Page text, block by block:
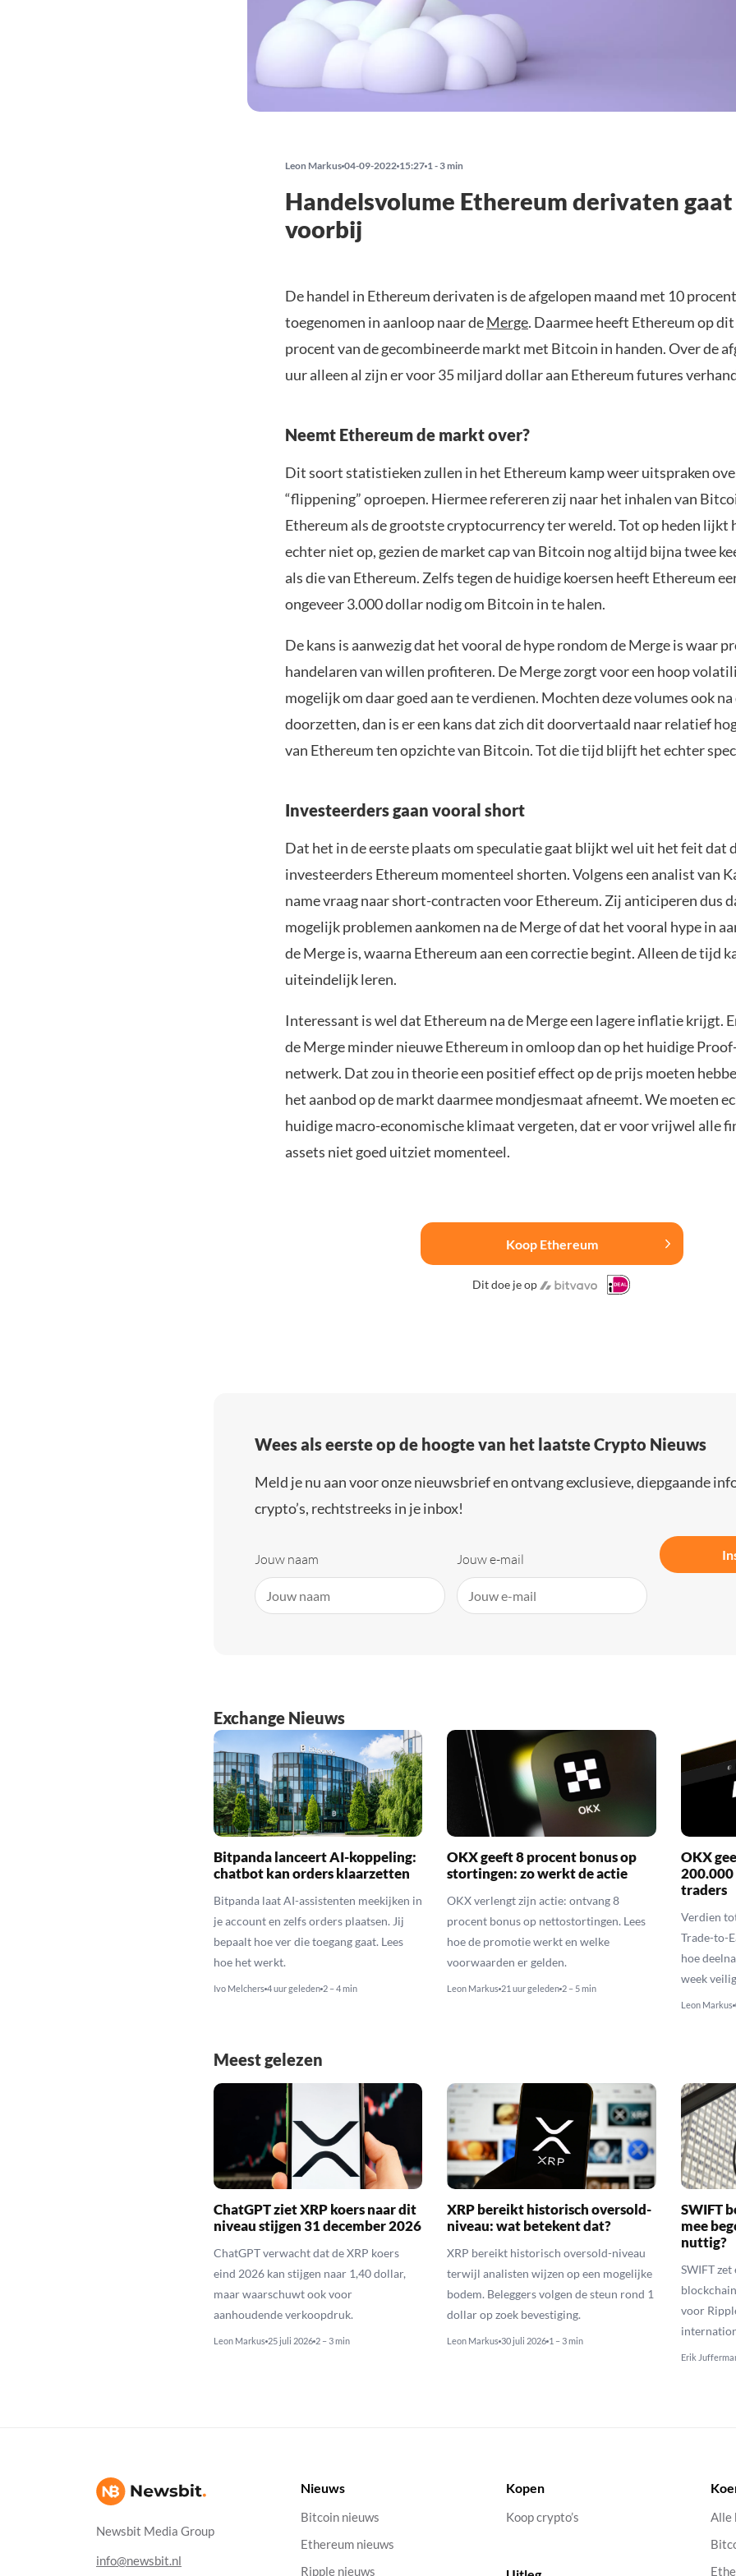
Leon Markus 04-09-2022 15:27 1 - 3 min
Handelsvolume Ethereum derivaten
voorbij
De handel in Ethereum derivaten is de afgelopen maand met 10 procent
toegenomen in aanloop naar deMerge. Daarmee heeft Ethereum op
procent van de gecombineerde markt met Bitcoin in handen. Over de
uur alleen al zijn er voor 35 miljard dollar aan Ethereum futures
Neemt Ethereum de markt over?
Dit soort statistieken zullen in het Ethereum kamp weer uitspraken
“flippening” oproepen. Hiermee refereren zij naar het inhalen van
Ethereum als de grootste cryptocurrency ter wereld. Tot op heden lijkt
echter niet op, gezien de market cap van Bitcoin nog altijd bijna twee
als die van Ethereum. Zelfs tegen de huidige koersen heeft Ethereum
ongeveer 3.000 dollar nodig om Bitcoin in te halen.
De kans is aanwezig dat het vooral de hype rondom de Merge is waar
handelaren van willen profiteren. De Merge zorgt voor een hoop
mogelijk om daar goed aan te verdienen. Mochten deze volumes ook
doorzetten, dan is er een kans dat zich dit doorvertaald naar relatief
van Ethereum ten opzichte van Bitcoin. Tot die tijd blijft het echter
Investeerders gaan vooral short
Dat het in de eerste plaats om speculatie gaat blijkt wel uit het feit dat
investeerders Ethereum momenteel shorten. Volgens een analist van
name vraag naar short-contracten voor Ethereum. Zij anticiperen dus
mogelijk problemen aankomen na de Merge of dat het vooral hype in
de Merge is, waarna Ethereum aan een correctie begint. Alleen de tijd
uiteindelijk leren.
Interessant is wel dat Ethereum na de Merge een lagere inflatie krijgt.
de Merge minder nieuwe Ethereum in omloop dan op het huidige
netwerk. Dat zou in theorie een positief effect op de prijs moeten
het aanbod op de markt daarmee mondjesmaat afneemt. We moeten
huidige macro-economische klimaat vergeten, dat er voor vrijwel alle
assets niet goed uitziet momenteel.
Koop Ethereum
Dit doe je op
Wees als eerste op de hoogte van het laatste Crypto Nieuws
Meld je nu aan voor onze nieuwsbrief en ontvang exclusieve, diepgaande
crypto’s, rechtstreeks in je inbox!
Jouw naam Jouw e-mail
Exchange Nieuws
Bitpanda lanceert AI-koppeling:
chatbot kan orders klaarzetten
Bitpanda laat AI-assistenten meekijken in
je account en zelfs orders plaatsen. Jij
bepaalt hoe ver die toegang gaat. Lees
hoe het werkt.
Ivo Melchers 4 uur geleden 2 – 4 min
OKX geeft 8 procent bonus op
stortingen: zo werkt de actie
OKX verlengt zijn actie: ontvang 8
procent bonus op nettostortingen. Lees
hoe de promotie werkt en welke
voorwaarden er gelden.
Leon Markus 21 uur geleden 2 – 5 min
OKX
200.000
traders
Verdien
Trade-to-
hoe
week
Leon Markus
Meest gelezen
ChatGPT ziet XRP koers naar dit
niveau stijgen 31 december 2026
ChatGPT verwacht dat de XRP koers
eind 2026 kan stijgen naar 1,40 dollar,
maar waarschuwt ook voor
aanhoudende verkoopdruk.
Leon Markus 25 juli 2026 2 – 3 min
XRP bereikt historisch oversold-
niveau: wat betekent dat?
XRP bereikt historisch oversold-niveau
terwijl analisten wijzen op een mogelijke
bodem. Beleggers volgen de steun rond 1
dollar op zoek bevestiging.
Leon Markus 30 juli 2026 1 – 3 min
SWIFT
mee
nuttig?
SWIFT
voor
Erik
Newsbit Media Group
info@newsbit.nl
Nieuws
Bitcoin nieuws
Ethereum nieuws
Ripple nieuws
Kopen
Koop crypto’s
Alle